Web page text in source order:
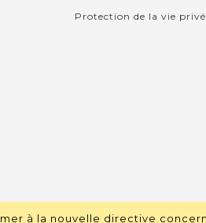
à la nouvelle directive
Protection de la vie